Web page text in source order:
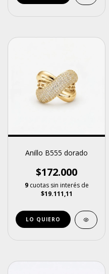
Anillo B555 dorado
$172.000
9 cuotas sin interés de
$19.111,11
LO QUIERO